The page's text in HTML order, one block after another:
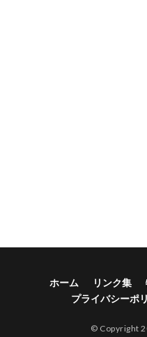
ホーム リンク集
プライバシーポ
© Copyright